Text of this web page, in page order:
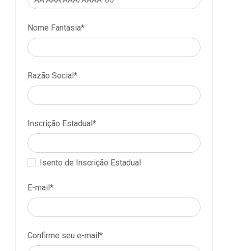
Nome Fantasia*
Razão Social*
Inscrição Estadual*
Isento de Inscrição Estadual
E-mail*
Confirme seu e-mail*